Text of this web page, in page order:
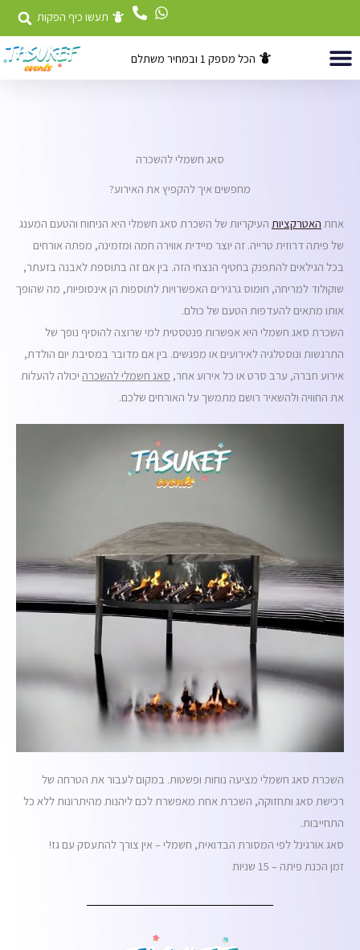
תעשו כיף הפקות
הכל מספק 1 ובמחיר משתלם
סאג חשמלי להשכרה
מחפשים איך להקפיץ את האירוע?
אחת האטרקציות העיקריות של השכרת סאג חשמלי היא הניחוח והטעם המענג
של פיתה דרוזית טרייה. זה יוצר מיידית אווירה חמה ומזמינה, מפתה אורחים
בכל הגילאים להתפנק בחטיף הנצחי הזה. בין אם זה בתוספת לאבנה בזעתר,
שוקולוד למריחה, חומוס גרגירים האפשרויות לתוספות הן אינסופיות, מה שהופך
אותו מתאים להעדפות הטעם של כולם.
השכרת סאג חשמלי היא אפשרות פנטסטית למי שרוצה להוסיף נופך של
התרגשות ונוסטלגיה לאירועים או מפגשים. בין אם מדובר במסיבת יום הולדת,
אירוע חברה, ערב סרט או כל אירוע אחר, סאג חשמלי להשכרה יכולה להעלות
את החוויה ולהשאיר רושם מתמשך על האורחים שלכם.
השכרת סאג חשמלי מציעה נוחות ופשטות. במקום לעבור את הטרחה של
רכישת סאג ותחזוקה, השכרת אחת מאפשרת לכם ליהנות מהיתרונות ללא כל
התחייבות.
סאג אורגינל לפי המסורת הבדואית, חשמלי – אין צורך להתעסק עם גז!
זמן הכנת פיתה – 15 שניות